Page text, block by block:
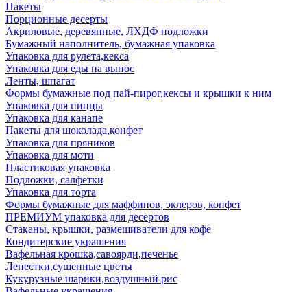
Пакеты
Порционные десерты
Акриловые, деревянные, ЛХДФ подложки
Бумажный наполнитель, бумажная упаковка
Упаковка для рулета,кекса
Упаковка для еды на вынос
Ленты, шпагат
Формы бумажные под пай-пирог,кексы и крышки к ним
Упаковка для пиццы
Упаковка для канапе
Пакеты для шоколада,конфет
Упаковка для пряников
Упаковка для моти
Пластиковая упаковка
Подложки, салфетки
Упаковка для торта
Формы бумажные для маффинов, эклеров, конфет
ПРЕМИУМ упаковка для десертов
Стаканы, крышки, размешиватели для кофе
Кондитерские украшения
Вафельная крошка,савоярди,печенье
Лепестки,сушенные цветы
Кукурузные шарики,воздушный рис